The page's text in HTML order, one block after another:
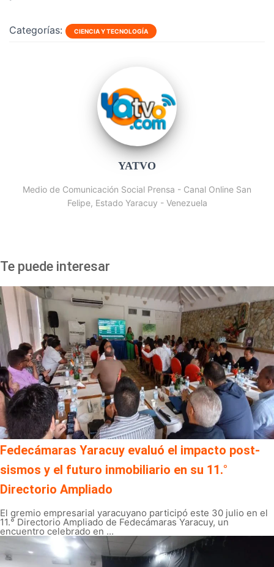
Categorías: CIENCIA Y TECNOLOGÍA
YATVO
Medio de Comunicación Social Prensa - Canal Online San
Felipe, Estado Yaracuy - Venezuela
Te puede interesar
Fedecámaras Yaracuy evaluó el impacto post-
sismos y el futuro inmobiliario en su 11.°
Directorio Ampliado
El gremio empresarial yaracuyano participó este 30 julio en el
11.° Directorio Ampliado de Fedecámaras Yaracuy, un
encuentro celebrado en ...